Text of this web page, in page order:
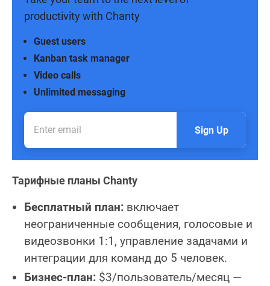
productivity with Chanty
Unlimited messaging
Video calls
Kanban task manager
Guest users
Sign Up
Тарифные планы Chanty
Бесплатный план: включает
неограниченные сообщения, голосовые и
видеозвонки 1:1, управление задачами и
интеграции для команд до 5 человек.
Бизнес-план: $3/пользователь/месяц —